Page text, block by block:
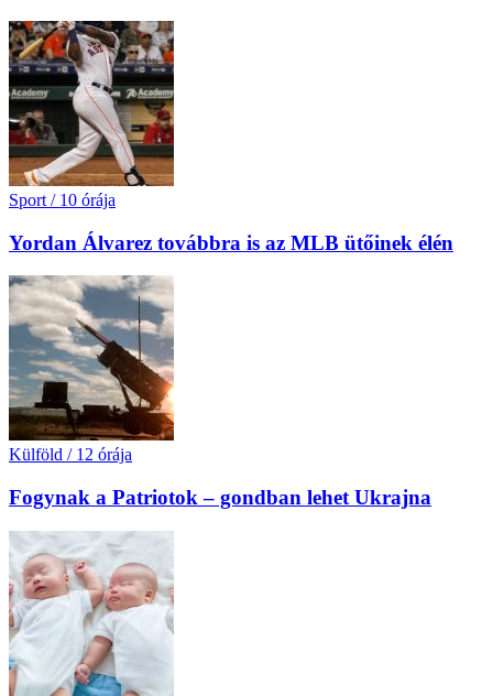
Sport / 10 órája
Yordan Álvarez továbbra is az MLB ütőinek élén
Külföld / 12 órája
Fogynak a Patriotok – gondban lehet Ukrajna